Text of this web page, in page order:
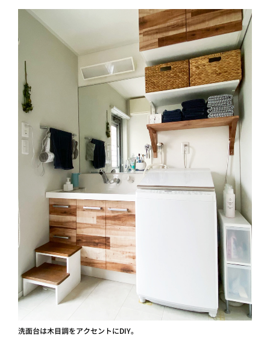
洗面台は木目調をアクセントにDIY。